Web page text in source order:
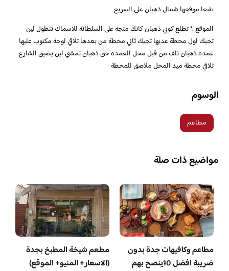
طبعا موقعها شمال ذهيان على السريع
الموقع :* تطلع كوبي ذهبان كانك متجه على السلطانة للاسماك تتطول لين
تجيك اول محطة عديها تجيك ثاني محطة من بعدها تلاقي لوحة مكتوب عليها
عمده ذهبان تلف من قبل محل العمده حق ذهبان تمشي لين يضيق الشارع
تلاقي محطة ميد المحل ملاصق للمحطة
الوسوم
مطاعم
مواضيع ذات صلة
مطاعم وكافيهات جدة بدون
ضريبة افضل 10ينصح بهم
مطعم شيخة المطبخ بجدة
(الاسعار+ المنيو+ الموقع)